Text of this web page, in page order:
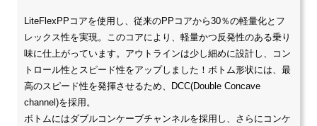
LiteFlexPPコアを使用し、従来のPPコアから30％の軽量化とフ
レックス性を実現。このコアにより、軽量かつ反発性のある乗り
味に仕上がっています。アウトラインは少し細めに設計し、コン
トロール性とスピード性をアップしました！ボトム形状には、最
高のスピード性を発揮させるため、DCC(Double Concave
channel)を採用。
ボトムにはダブルコンケーブチャンネルを採用し、さらにコンケ